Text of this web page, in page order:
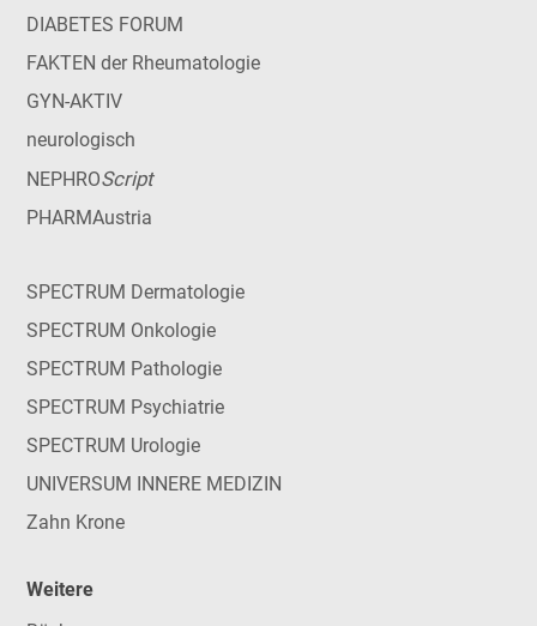
DIABETES FORUM
FAKTEN der Rheumatologie
GYN-AKTIV
neurologisch
NEPHROScript
PHARMAustria
SPECTRUM Dermatologie
SPECTRUM Onkologie
SPECTRUM Pathologie
SPECTRUM Psychiatrie
SPECTRUM Urologie
UNIVERSUM INNERE MEDIZIN
Zahn Krone
Weitere